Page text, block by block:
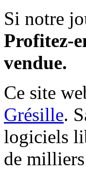
Si notre
Profitez-
vendue.
Ce site
Grésille.
logiciels
de